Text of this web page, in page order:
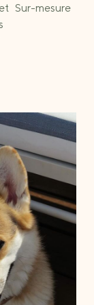
Sur-mesure